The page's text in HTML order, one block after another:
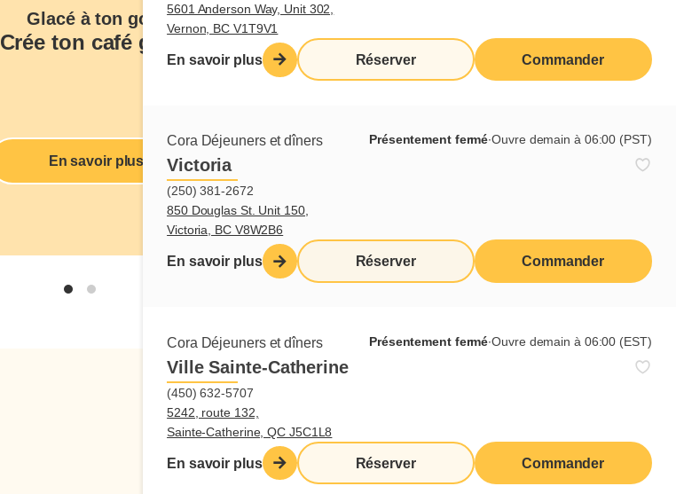
5601 Anderson Way, Unit 302,
Vernon, BC V1T9V1
En savoir plus Réserver Commander
Cora Déjeuners et dîners Présentement fermé∙Ouvre demain à 06:00 (PST)
Victoria
(250) 381-2672
850 Douglas St. Unit 150,
Victoria, BC V8W2B6
En savoir plus Réserver Commander
Cora Déjeuners et dîners Présentement fermé∙Ouvre demain à 06:00 (EST)
Ville Sainte-Catherine
(450) 632-5707
5242, route 132,
Sainte-Catherine, QC J5C1L8
En savoir plus Réserver Commander
Glacé à ton goût
Crée ton café glacé
En savoir plus
Une promotion
exclusive aux Mordus
Abonnez-vous à notre infolettre